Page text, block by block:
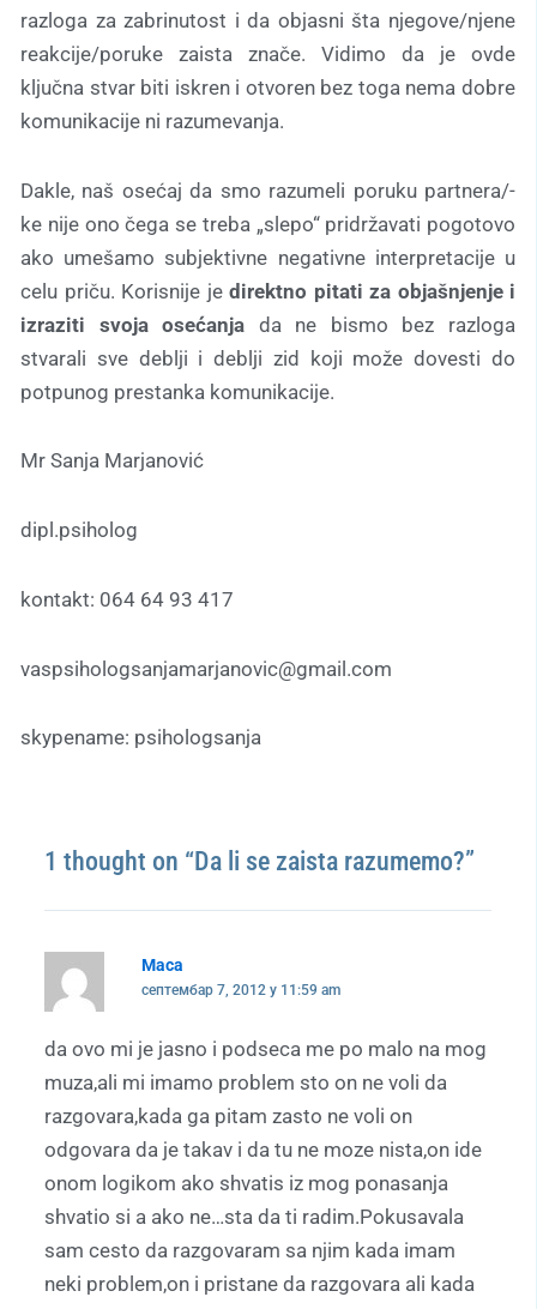
razloga za zabrinutost i da objasni šta njegove/njene
reakcije/poruke zaista znače. Vidimo da je ovde
ključna stvar biti iskren i otvoren bez toga nema dobre
komunikacije ni razumevanja.
Dakle, naš osećaj da smo razumeli poruku partnera/-
ke nije ono čega se treba „slepo“ pridržavati pogotovo
ako umešamo subjektivne negativne interpretacije u
celu priču. Korisnije je direktno pitati za objašnjenje i
izraziti svoja osećanja da ne bismo bez razloga
stvarali sve deblji i deblji zid koji može dovesti do
potpunog prestanka komunikacije.
Mr Sanja Marjanović
dipl.psiholog
kontakt: 064 64 93 417
vaspsihologsanjamarjanovic@gmail.com
skypename: psihologsanja
1 thought on “Da li se zaista razumemo?”
Maca
септембар 7, 2012 у 11:59 am
da ovo mi je jasno i podseca me po malo na mog
muza,ali mi imamo problem sto on ne voli da
razgovara,kada ga pitam zasto ne voli on
odgovara da je takav i da tu ne moze nista,on ide
onom logikom ako shvatis iz mog ponasanja
shvatio si a ako ne…sta da ti radim.Pokusavala
sam cesto da razgovaram sa njim kada imam
neki problem,on i pristane da razgovara ali kada